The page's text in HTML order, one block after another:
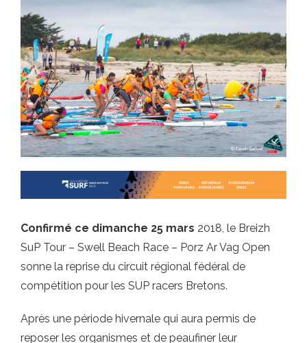
Confirmé ce dimanche 25 mars 2018, le Breizh
SuP Tour – Swell Beach Race – Porz Ar Vag Open
sonne la reprise du circuit régional fédéral de
compétition pour les SUP racers Bretons.
Après une période hivernale qui aura permis de
reposer les organismes et de peaufiner leur